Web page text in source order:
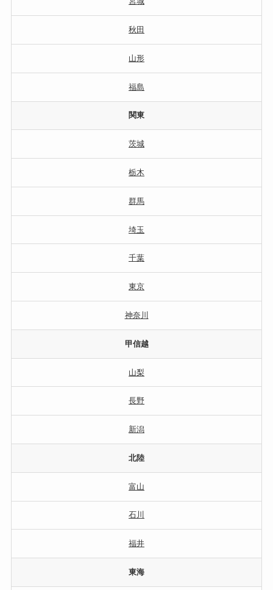
秋田
山形
福島
関東
茨城
栃木
群馬
埼玉
千葉
東京
神奈川
甲信越
山梨
長野
新潟
北陸
富山
石川
福井
東海